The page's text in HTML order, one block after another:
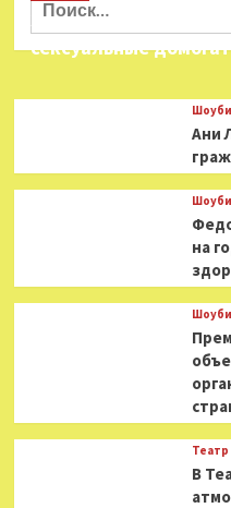
Звезда «Игры в
сексуальные
Ани
на
Театр
В